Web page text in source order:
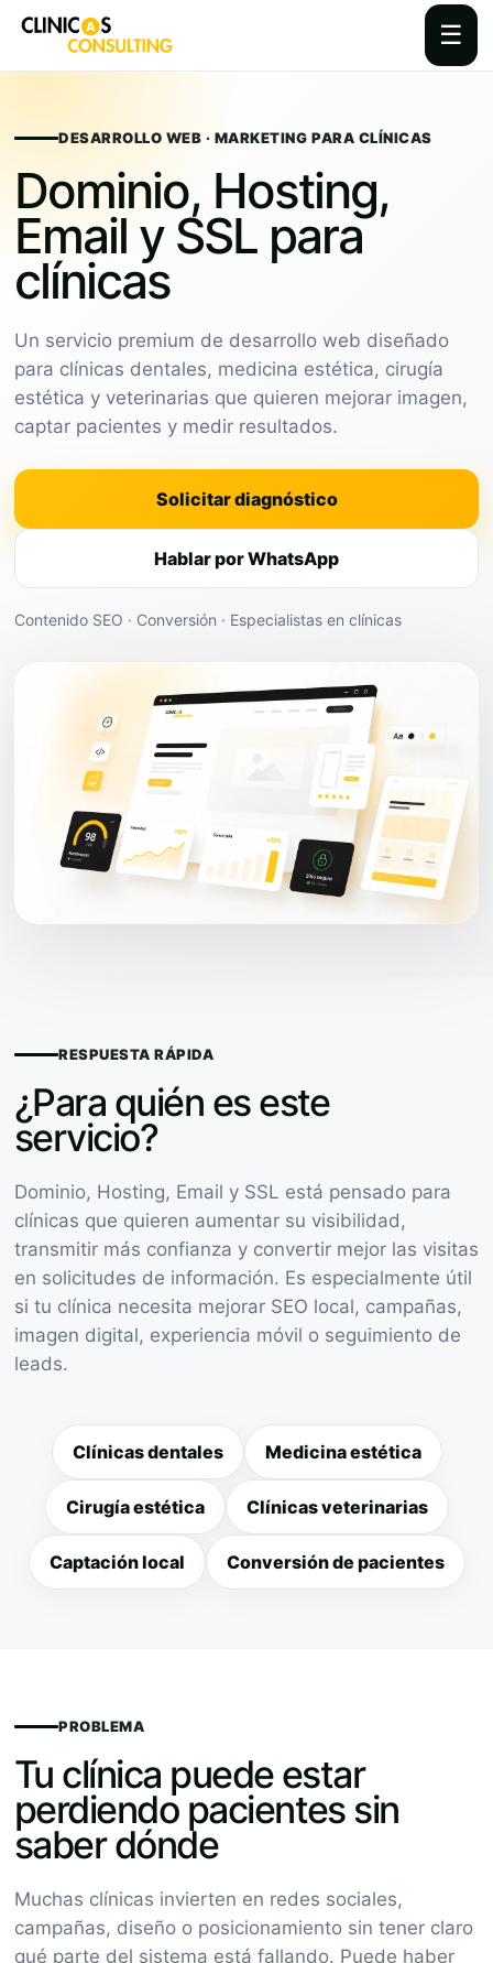
☰
contentDESARROLLO WEB · MARKETING PARA CLÍNICAS
Dominio, Hosting,
Email y SSL para
clínicas
Un servicio premium de desarrollo web diseñado
para clínicas dentales, medicina estética, cirugía
estética y veterinarias que quieren mejorar imagen,
captar pacientes y medir resultados.
Solicitar diagnóstico
Hablar por WhatsApp
Contenido SEO · Conversión · Especialistas en clínicas
RESPUESTA RÁPIDA
¿Para quién es este
servicio?
Dominio, Hosting, Email y SSL está pensado para
clínicas que quieren aumentar su visibilidad,
transmitir más confianza y convertir mejor las visitas
en solicitudes de información. Es especialmente útil
si tu clínica necesita mejorar SEO local, campañas,
imagen digital, experiencia móvil o seguimiento de
leads.
Clínicas dentales Medicina estética
Cirugía estética Clínicas veterinarias
Captación local Conversión de pacientes
PROBLEMA
Tu clínica puede estar
perdiendo pacientes sin
saber dónde
Muchas clínicas invierten en redes sociales,
campañas, diseño o posicionamiento sin tener claro
qué parte del sistema está fallando. Puede haber